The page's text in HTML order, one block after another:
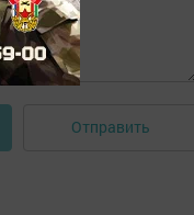
Отправить